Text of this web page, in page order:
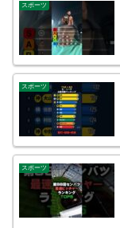
スポーツ
スポーツ
スポーツ